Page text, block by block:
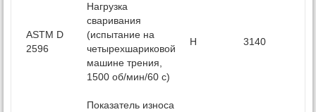
ASTM D
2596
Нагрузка
сваривания
(испытание на
четырехшариковой
машине трения,
1500 об/мин/60 с)
Н 3140
Показатель износа